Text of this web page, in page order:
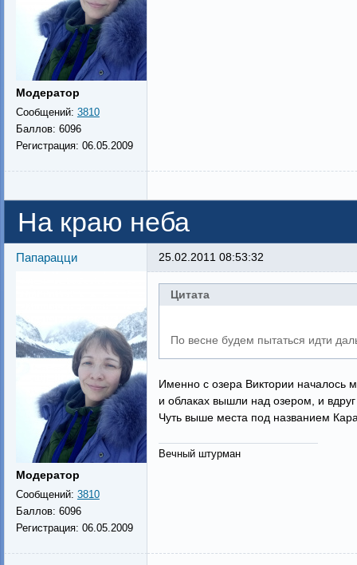
Модератор
Сообщений: 3810
Баллов: 6096
Регистрация: 06.05.2009
На краю неба
Папарацци
Модератор
Сообщений: 3810
Баллов: 6096
Регистрация: 06.05.2009
25.02.2011 08:53:32
Цитата
По весне будем пытаться идти
Именно с озера Виктории началось
и облаках вышли над озером, и
Чуть выше места под названием
Вечный штурман